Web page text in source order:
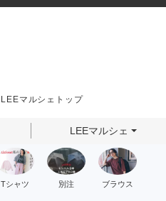
LEEマルシェトップ
LEEマルシェ
Tシャツ 別注 ブラウス